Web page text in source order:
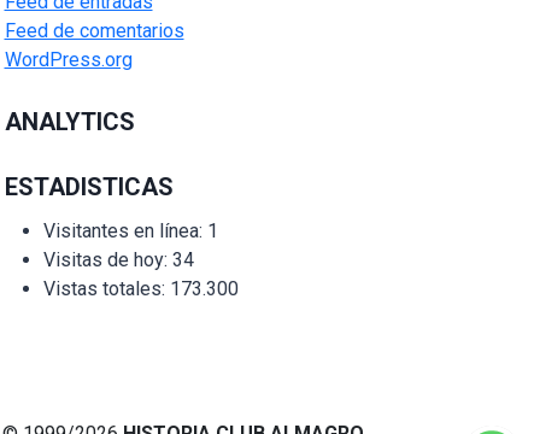
Feed de comentarios
WordPress.org
ANALYTICS
ESTADISTICAS
Visitantes en línea: 1
Visitas de hoy: 34
Vistas totales: 173.300